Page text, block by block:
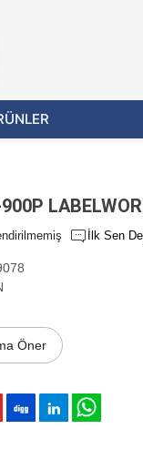
İlk Sen
Öner